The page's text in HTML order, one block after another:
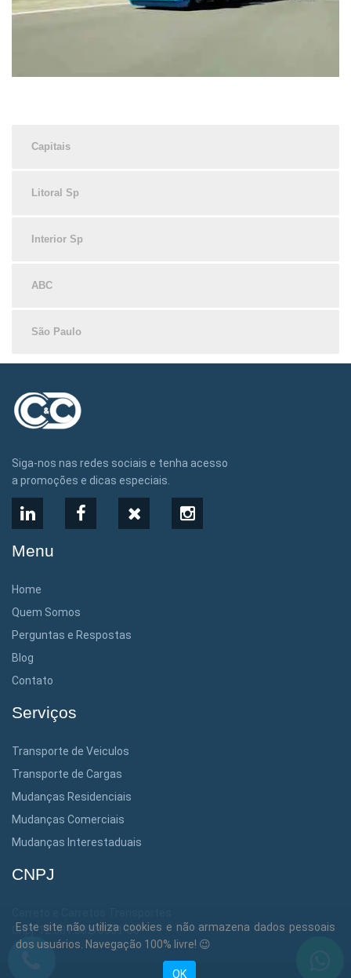
Capitais
Litoral Sp
Interior Sp
ABC
São Paulo
Siga-nos nas redes sociais e tenha acesso
a promoções e dicas especiais.
LinkedInFacebook Instagram
Menu
Home
Quem Somos
Perguntas e Respostas
Blog
Contato
Serviços
Transporte de Veiculos
Transporte de Cargas
Mudanças Residenciais
Mudanças Comerciais
Mudanças Interestaduais
CNPJ
Cnpj: 12.381.302/0001-36
Este site não utiliza cookies e não armazena dados pessoais
dos usuários. Navegação 100% livre! 😉
OK